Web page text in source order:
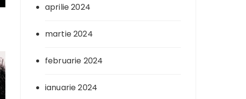
aprilie 2024
martie 2024
februarie 2024
ianuarie 2024